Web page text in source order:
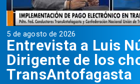
5 de agosto de 2026
Entrevista a Luis
Dirigente de los
TransAntofagasta